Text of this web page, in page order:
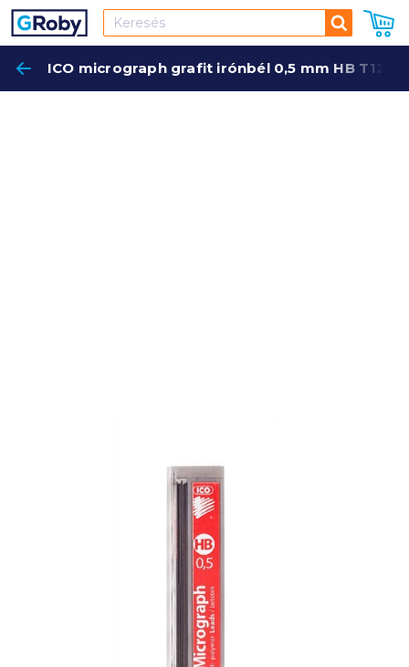
Keresés
ICO micrograph grafit irónbél 0,5 mm HB T12